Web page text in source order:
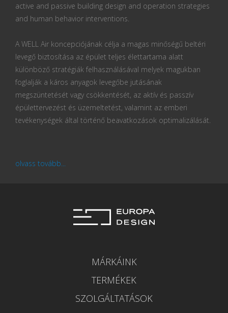
active and passive building design and operation strategies
and human behavior interventions.
A WELL Air koncepciójának célja a magas minőségű beltéri
levegő biztosítása az épület teljes élettartama alatt
különböző stratégiák felhasználásával melyek magukban
foglalják a káros anyagok levegőbe jutásának
megszüntetését vagy csökkentését, az aktív és passzív
épülettervezést és üzemeltetést, valamint az emberi
tevékenységek által történő beavatkozások optimalizálását.
olvass tovább...
MÁRKÁINK
TERMÉKEK
SZOLGÁLTATÁSOK